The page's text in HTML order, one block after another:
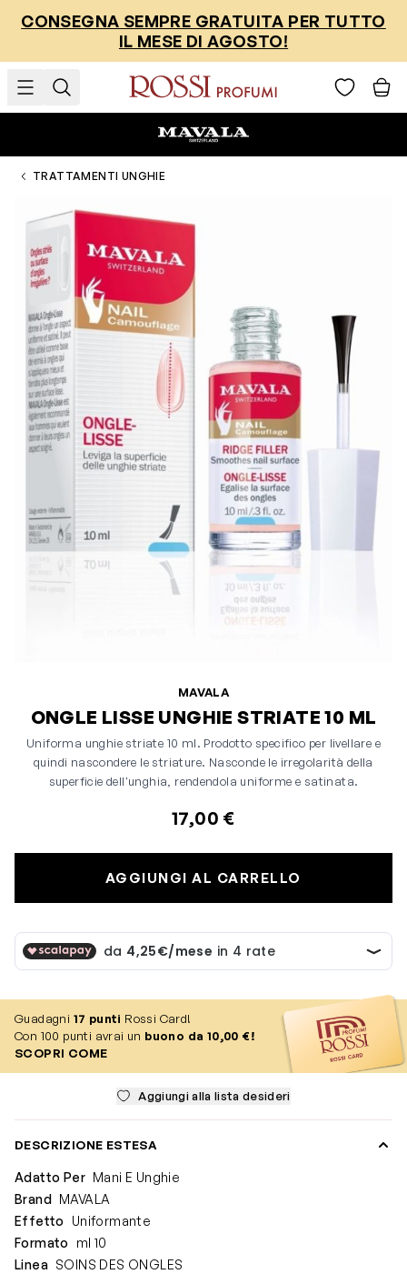
CONSEGNA SEMPRE GRATUITA PER TUTTO
IL MESE DI AGOSTO!
TRATTAMENTI UNGHIE
MAVALA
ONGLE LISSE UNGHIE STRIATE 10 ML
Uniforma unghie striate 10 ml. Prodotto specifico per livellare e
quindi nascondere le striature. Nasconde le irregolarità della
superficie dell'unghia, rendendola uniforme e satinata.
17,00 €
AGGIUNGI AL CARRELLO
Guadagni 17 punti Rossi Card!
Con 100 punti avrai un buono da 10,00 €!
SCOPRI COME
Aggiungi alla lista desideri
DESCRIZIONE ESTESA
Adatto Per Mani E Unghie
Brand MAVALA
Effetto
Uniformante
Formato
ml 10
Linea SOINS DES ONGLES